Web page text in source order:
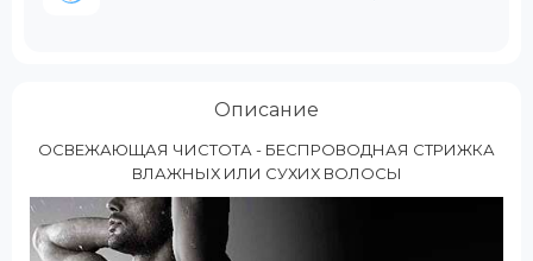
Описание
ОСВЕЖАЮЩАЯ ЧИСТОТА - БЕСПРОВОДНАЯ СТРИЖКА
ВЛАЖНЫХ ИЛИ СУХИХ ВОЛОСЫ